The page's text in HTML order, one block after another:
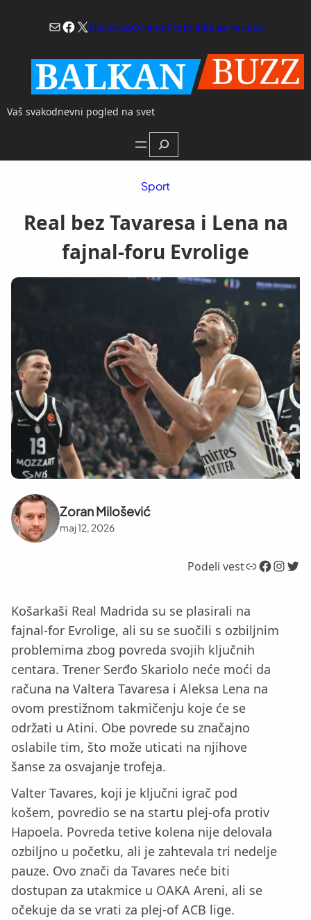
Mail
Facebook
X NaslovnaO namaPretplatite se na vesti
Vaš svakodnevni pogled na svet
Search
Sport
Real bez Tavaresa i Lena na
fajnal-foru Evrolige
Zoran Milošević
maj 12, 2026
Podeli vestLink Facebook InstagramTwitter
Košarkaši Real Madrida su se plasirali na
fajnal-for Evrolige, ali su se suočili s ozbiljnim
problemima zbog povreda svojih ključnih
centara. Trener Serđo Skariolo neće moći da
računa na Valtera Tavaresa i Aleksa Lena na
ovom prestižnom takmičenju koje će se
održati u Atini. Obe povrede su značajno
oslabile tim, što može uticati na njihove
šanse za osvajanje trofeja.
Valter Tavares, koji je ključni igrač pod
košem, povredio se na startu plej-ofa protiv
Hapoela. Povreda tetive kolena nije delovala
ozbiljno u početku, ali je zahtevala tri nedelje
pauze. Ovo znači da Tavares neće biti
dostupan za utakmice u OAKA Areni, ali se
očekuje da se vrati za plej-of ACB lige.